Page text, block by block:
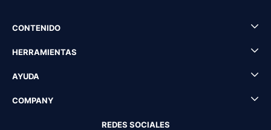
CONTENIDO
HERRAMIENTAS
AYUDA
COMPANY
REDES SOCIALES